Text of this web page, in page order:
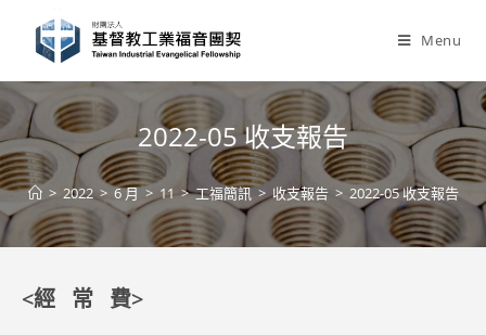
content
Menu
2022-05 收支報告
> 2022 > 6 月 > 11 > 工福簡訊 > 收支報告 > 2022-05 收支報告
<經 常 費>